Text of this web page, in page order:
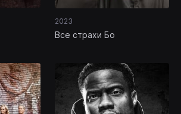
2023
Все страхи Бо